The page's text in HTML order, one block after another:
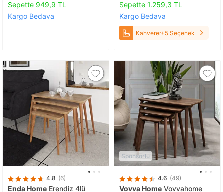
Sepette 949,9 TL
Kargo Bedava
Sepette 1.259,3 TL
Kargo Bedava
Kahverengi+5 Seçenek
4.8 (6)
Enda Home Erendiz 4lü
Sponsorlu
4.6 (49)
Vovva Home Vovvahome